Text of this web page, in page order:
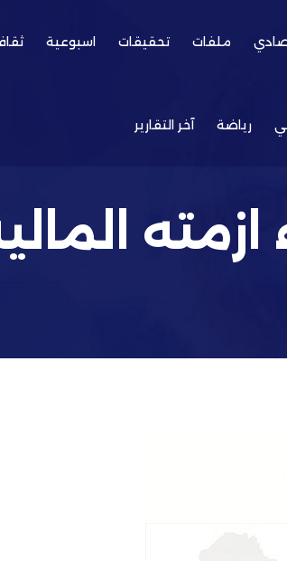
ملفات تحقيقات اسبوعية
رياضة آخر التقارير